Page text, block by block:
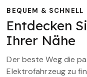
BEQUEM & SCHNELL
Entdecken
Ihrer Nähe
Der beste Weg die
Elektrofahrzeug zu